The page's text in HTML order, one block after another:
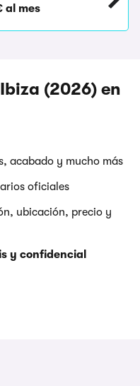
al mes
(2026) en
acabado y mucho más
oficiales
ubicación, precio y
y confidencial